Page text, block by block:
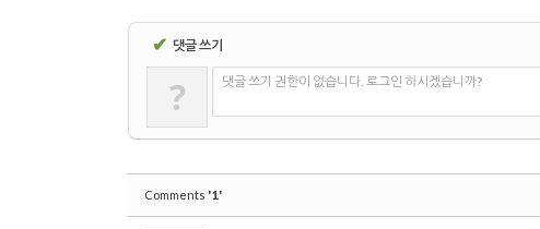
✔ 댓글 쓰기
? 댓글 쓰기 권한이 없습니다. 로그인 하시겠습니까?
Comments '1'